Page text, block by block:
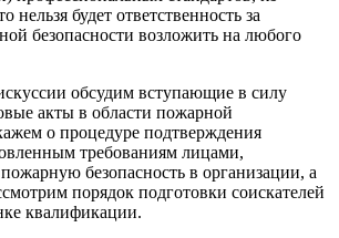
нельзя будет ответственность за
безопасности возложить на любого
обсудим вступающие в силу
акты в области пожарной
о процедуре подтверждения
требованиям лицами,
безопасность в организации, а
порядок подготовки соискателей
квалификации.